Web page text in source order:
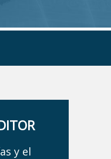
y el